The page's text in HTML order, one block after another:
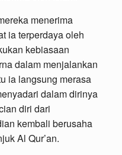
menerima
ia terperdaya oleh
kebiasaan
dalam menjalankan
ia langsung merasa
dalam dirinya
diri dari
kembali berusaha
Al Qur’an.